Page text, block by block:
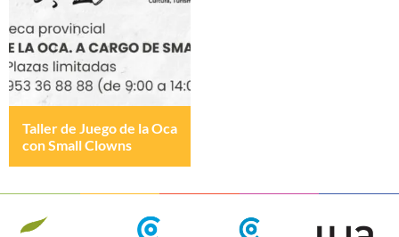
Taller de Juego de la Oca
con Small Clowns